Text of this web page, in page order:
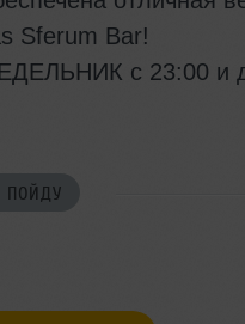
Sferum Bar!
с 23:00 и
ПОЙДУ